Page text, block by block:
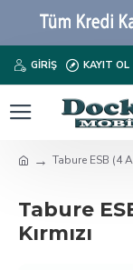
GIRIŞ KAYIT OL
Tabure ESB (4
Tabure
Kırmızı